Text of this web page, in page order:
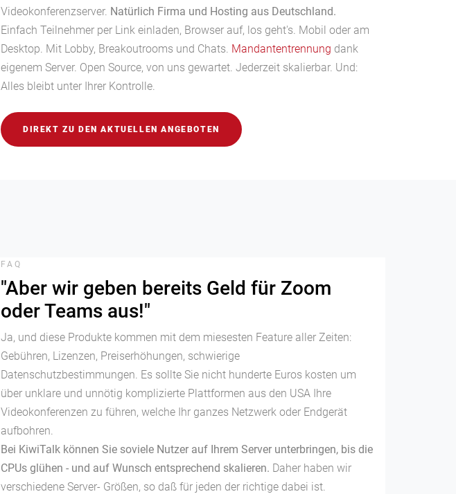
Videokonferenzserver. Natürlich Firma und Hosting aus Deutschland.
Einfach Teilnehmer per Link einladen, Browser auf, los geht's. Mobil oder am
Desktop. Mit Lobby, Breakoutrooms und Chats. Mandantentrennung dank
eigenem Server. Open Source, von uns gewartet. Jederzeit skalierbar. Und:
Alles bleibt unter Ihrer Kontrolle.
DIREKT ZU DEN AKTUELLEN ANGEBOTEN
FAQ
"Aber wir geben bereits Geld für Zoom
oder Teams aus!"
Ja, und diese Produkte kommen mit dem miesesten Feature aller Zeiten:
Gebühren, Lizenzen, Preiserhöhungen, schwierige
Datenschutzbestimmungen. Es sollte Sie nicht hunderte Euros kosten um
über unklare und unnötig komplizierte Plattformen aus den USA Ihre
Videokonferenzen zu führen, welche Ihr ganzes Netzwerk oder Endgerät
aufbohren.
Bei KiwiTalk können Sie soviele Nutzer auf Ihrem Server unterbringen, bis die
CPUs glühen - und auf Wunsch entsprechend skalieren. Daher haben wir
verschiedene Server- Größen, so daß für jeden der richtige dabei ist.